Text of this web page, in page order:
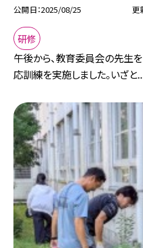
公開日 2025/08/25 更
研修
午後から、教育委員会の先生
応訓練を実施しました。いざと